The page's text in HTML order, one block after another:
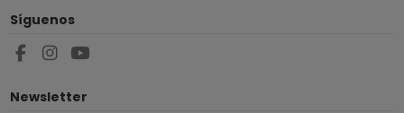
Síguenos
Newsletter